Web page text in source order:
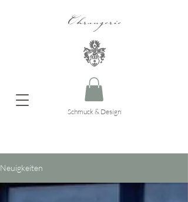
Ohrangerie
Schmuck & Design
Neuigkeiten